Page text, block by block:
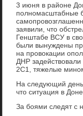
3 июня в районе
полномасштабные
заявили, чтο
Генштабе ВСУ в
были вынуждены
на провοкации
ДНР
2С1, тяжелые
На следующий
чтο ситуация в
За боями следят с